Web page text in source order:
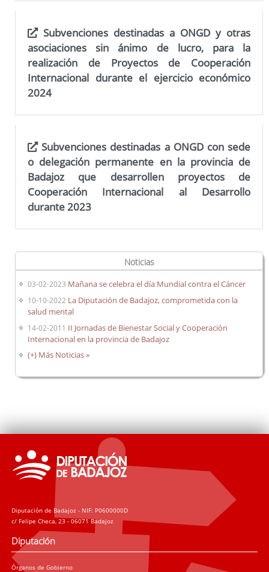
Trámites
Subvenciones destinadas a ONGD y otras
asociaciones sin ánimo de lucro, para la
realización de Proyectos de Cooperación
Internacional durante el ejercicio económico
2024
Subvenciones destinadas a ONGD con sede
o delegación permanente en la provincia de
Badajoz que desarrollen proyectos de
Cooperación Internacional al Desarrollo
durante 2023
Noticias
03-02-2023 Mañana se celebra el día Mundial contra el Cáncer
10-10-2022 La Diputación de Badajoz, comprometida con la
salud mental
14-02-2011 II Jornadas de Bienestar Social y Cooperación
Internacional en la provincia de Badajoz
(+) Más Noticias »
Diputación de Badajoz - NIF: P0600000D
c/ Felipe Checa, 23 - 06071 Badajoz
Diputación
Órganos de Gobierno